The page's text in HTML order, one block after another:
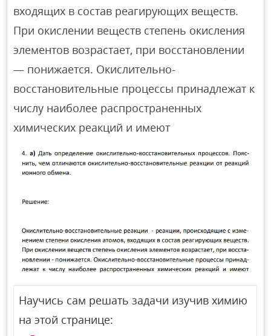
входящих в состав реагирующих веществ.
При окислении веществ степень окисления
элементов возрастает, при восстановлении
— понижается. Окислительно-
восстановительные процессы принадлежат к
числу наиболее распространенных
химических реакций и имеют
Научись сам решать задачи изучив химию
на этой странице: